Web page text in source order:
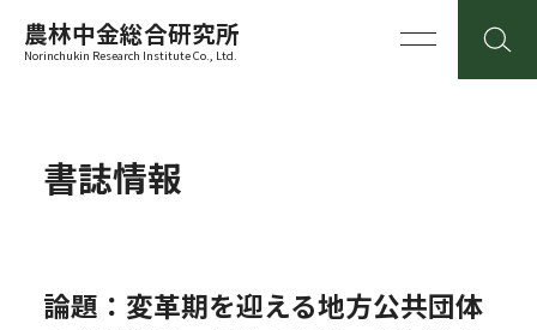
農林中金総合研究所
Norinchukin Research Institute Co., Ltd.
書誌情報
論題：変革期を迎える地方公共団体